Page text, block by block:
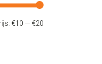
€10 — €20